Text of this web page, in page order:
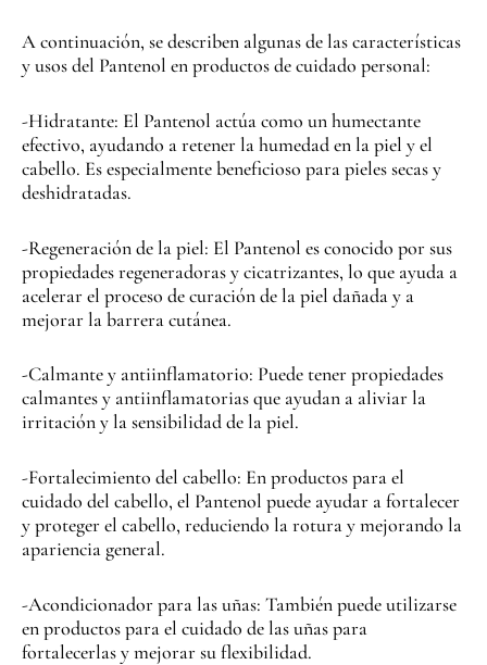
A continuación, se describen algunas de las características
y usos del Pantenol en productos de cuidado personal:
-Hidratante: El Pantenol actúa como un humectante
efectivo, ayudando a retener la humedad en la piel y el
cabello. Es especialmente beneficioso para pieles secas y
deshidratadas.
-Regeneración de la piel: El Pantenol es conocido por sus
propiedades regeneradoras y cicatrizantes, lo que ayuda a
acelerar el proceso de curación de la piel dañada y a
mejorar la barrera cutánea.
-Calmante y antiinflamatorio: Puede tener propiedades
calmantes y antiinflamatorias que ayudan a aliviar la
irritación y la sensibilidad de la piel.
-Fortalecimiento del cabello: En productos para el
cuidado del cabello, el Pantenol puede ayudar a fortalecer
y proteger el cabello, reduciendo la rotura y mejorando la
apariencia general.
-Acondicionador para las uñas: También puede utilizarse
en productos para el cuidado de las uñas para
fortalecerlas y mejorar su flexibilidad.